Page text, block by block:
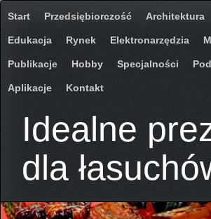
Start Przedsiębiorczość Architektura
Edukacja Rynek Elektronarzędzia
Publikacje Hobby Specjalności
Aplikacje Kontakt
Idealne
dla